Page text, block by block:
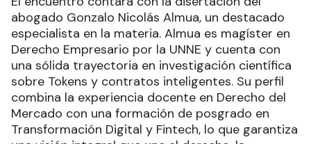
abogado Gonzalo Nicolás Almua, un destacado
especialista en la materia. Almua es magíster en
Derecho Empresario por la UNNE y cuenta con
una sólida trayectoria en investigación científica
sobre Tokens y contratos inteligentes. Su perfil
combina la experiencia docente en Derecho del
Mercado con una formación de posgrado en
Transformación Digital y Fintech, lo que garantiza